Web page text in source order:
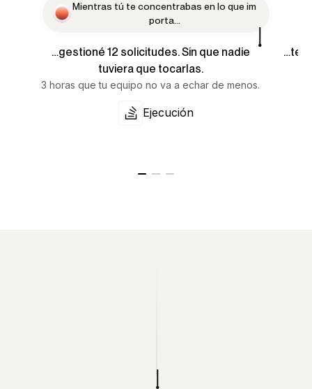
Mientras tú te concentrabas en lo que im
porta.
…gestioné 12 solicitudes. Sin que nadie
tuviera que tocarlas.
3 horas que tu equipo no va a echar de menos.
Ejecución
…te